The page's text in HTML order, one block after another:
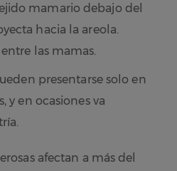
mamario debajo del
hacia la areola.
las mamas.
presentarse solo en
y en ocasiones va
afectan a más del